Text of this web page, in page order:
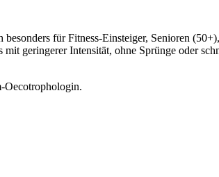
für Fitness-Einsteiger, Senioren
geringerer Intensität, ohne Sprünge oder
Oecotrophologin.